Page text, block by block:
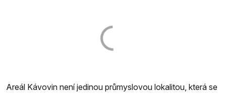
Areál Kávovin není jedinou průmyslovou lokalitou, která se